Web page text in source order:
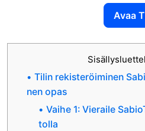
Avaa
Tilin rekisteröiminen
nen opas
Vaihe 1: Vieraile
tolla